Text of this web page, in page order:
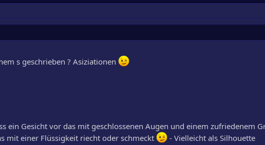
s geschrieben ? Asiziationen
ein Gesicht vor das mit geschlossenen Augen und einem zufriedenem
mit einer Flüssigkeit riecht oder schmeckt
- Vielleicht als Silhouette